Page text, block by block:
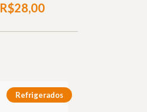
R$28,00
Refrigerados